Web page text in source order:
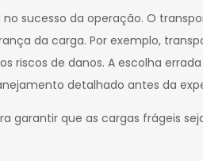
sucesso da operação. O
da carga. Por exemplo,
riscos de danos. A escolha
detalhado antes da
garantir que as cargas frágeis